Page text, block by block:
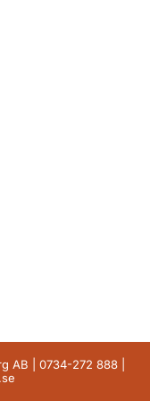
AB | 0734-272 888|